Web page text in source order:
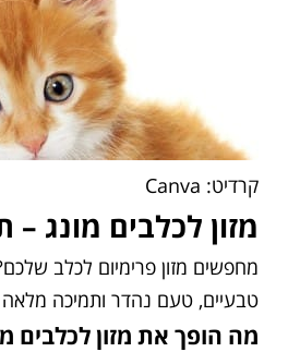
קרדיט: Canva
מזון לכלבים מונג
טבעיים, טעם נהדר ותמיכה מלאה
מה הופך את מזון לכלבים